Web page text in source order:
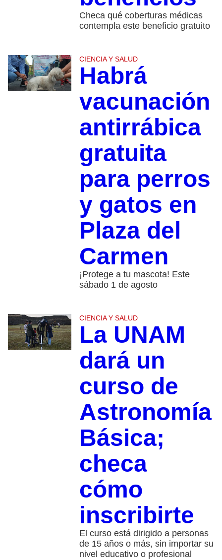
Checa qué coberturas médicas
contempla este beneficio gratuito
CIENCIA Y SALUD
Habrá
vacunación
antirrábica
gratuita
para perros
y gatos en
Plaza del
Carmen
¡Protege a tu mascota! Este
sábado 1 de agosto
CIENCIA Y SALUD
La UNAM
dará un
curso de
Astronomía
Básica;
checa
cómo
inscribirte
El curso está dirigido a personas
de 15 años o más, sin importar su
nivel educativo o profesional